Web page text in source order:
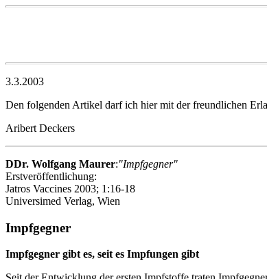
3.3.2003
Den folgenden Artikel darf ich hier mit der freundlichen
Aribert Deckers
DDr. Wolfgang Maurer:"Impfgegner"
Erstveröffentlichung:
Jatros Vaccines 2003; 1:16-18
Universimed Verlag, Wien
Impfgegner
Impfgegner gibt es, seit es Impfungen gibt